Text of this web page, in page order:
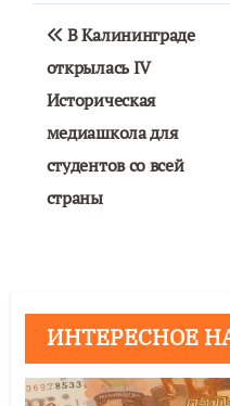
Навигация
по
записям
В Калининграде
открылась IV
Историческая
медиашкола для
студентов со всей
страны
ИНТЕРЕСНОЕ